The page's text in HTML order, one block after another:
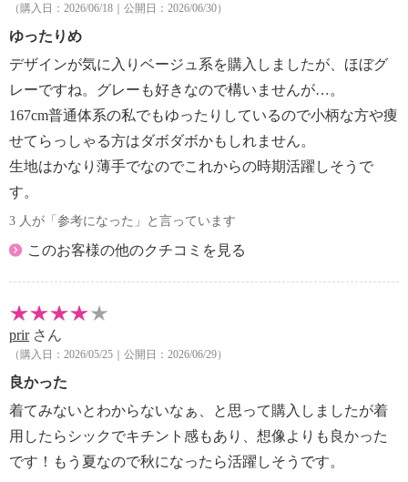
（購入日：2026/06/18｜公開日：2026/06/30）
ゆったりめ
デザインが気に入りベージュ系を購入しましたが、ほぼグ
レーですね。グレーも好きなので構いませんが…。
167cm普通体系の私でもゆったりしているので小柄な方や痩
せてらっしゃる方はダボダボかもしれません。
生地はかなり薄手でなのでこれからの時期活躍しそうで
す。
3 人が「参考になった」と言っています
このお客様の他のクチコミを見る
prirさん
（購入日：2026/05/25｜公開日：2026/06/29）
良かった
着てみないとわからないなぁ、と思って購入しましたが着
用したらシックでキチント感もあり、想像よりも良かった
です！もう夏なので秋になったら活躍しそうです。